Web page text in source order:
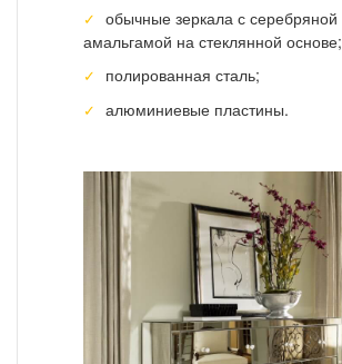
обычные зеркала с серебряной
амальгамой на стеклянной основе;
полированная сталь;
алюминиевые пластины.